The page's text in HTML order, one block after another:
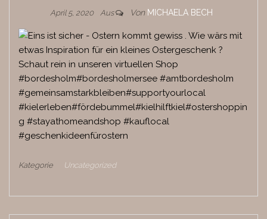
April 5, 2020 Aus Von MICHAELA BECH
Kategorie Uncategorized